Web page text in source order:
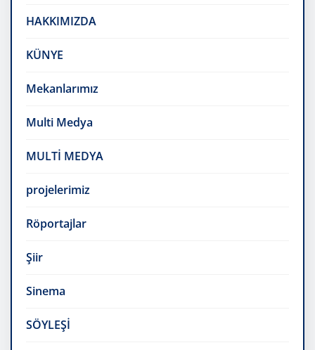
HAKKIMIZDA
KÜNYE
Mekanlarımız
Multi Medya
MULTİ MEDYA
projelerimiz
Röportajlar
Şiir
Sinema
SÖYLEŞİ